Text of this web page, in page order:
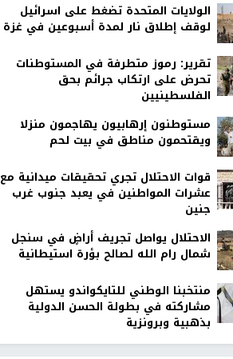
الولايات المتحدة تضغط على اسرائيل
لوقف إطلاق نار لمدة أسبوعين في غزة
تقرير: رموز متطرفة في المستوطنات
تحرض على ارتكاب جرائم بحق
الفلسطينيين
مستوطنون إرهابيون يهاجمون منزلا
ويقتحمون مناطق في بيت لحم
قوات الاحتلال تجري تحقيقات ميدانية مع
عشرات المواطنين في يعبد جنوب غرب
جنين
الاحتلال يواصل تجريف أراضٍ في سنجل
شمال رام الله لصالح بؤرة استيطانية
منتخبنا الوطني للتايكواندو يستهل
مشاركته في بطولة الحسن الدولية
بذهبية وبرونزية